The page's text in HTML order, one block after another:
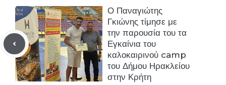
Ο Παναγιώτης
Γκιώνης τίμησε με
την παρουσία του τα
Εγκαίνια του
καλοκαιρινού camp
του Δήμου Ηρακλείου
στην Κρήτη